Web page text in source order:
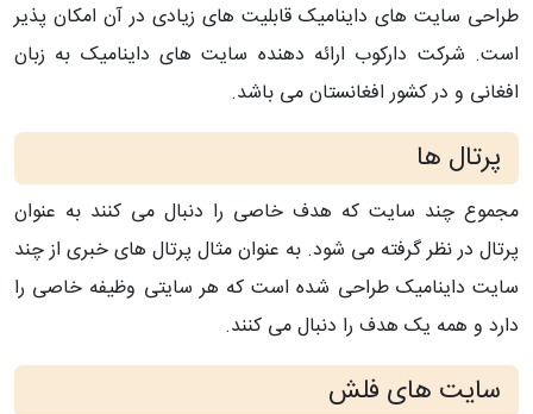
طراحی سایت های داینامیک قابلیت های زیادی در آن امکان پذیر
است. شرکت دارکوب ارائه دهنده سایت های داینامیک به زبان
افغانی و در کشور افغانستان می باشد.
پرتال ها
مجموع چند سایت که هدف خاصی را دنبال می کنند به عنوان
پرتال در نظر گرفته می شود. به عنوان مثال پرتال های خبری از چند
سایت داینامیک طراحی شده است که هر سایتی وظیفه خاصی را
دارد و همه یک هدف را دنبال می کنند.
سایت های فلش